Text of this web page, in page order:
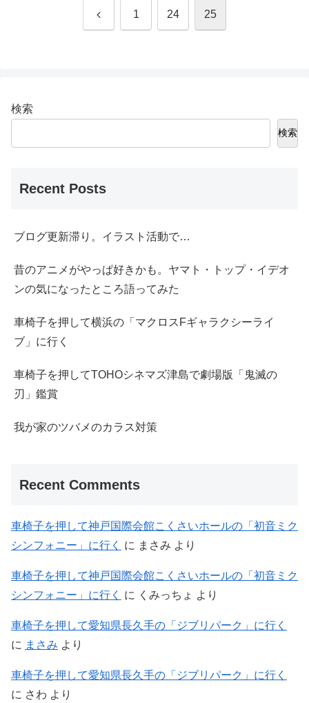
前 1 24 25
検索
検索
Recent Posts
ブログ更新滞り。イラスト活動で…
昔のアニメがやっぱ好きかも。ヤマト・トップ・イデオ
ンの気になったところ語ってみた
車椅子を押して横浜の「マクロスFギャラクシーライ
ブ」に行く
車椅子を押してTOHOシネマズ津島で劇場版「鬼滅の
刃」鑑賞
我が家のツバメのカラス対策
Recent Comments
車椅子を押して神戸国際会館こくさいホールの「初音ミク
シンフォニー」に行く
に まさみ より
車椅子を押して神戸国際会館こくさいホールの「初音ミク
シンフォニー」に行く
に くみっちょ より
車椅子を押して愛知県長久手の「ジブリパーク」に行く
に まさみ より
車椅子を押して愛知県長久手の「ジブリパーク」に行く
に さわ より